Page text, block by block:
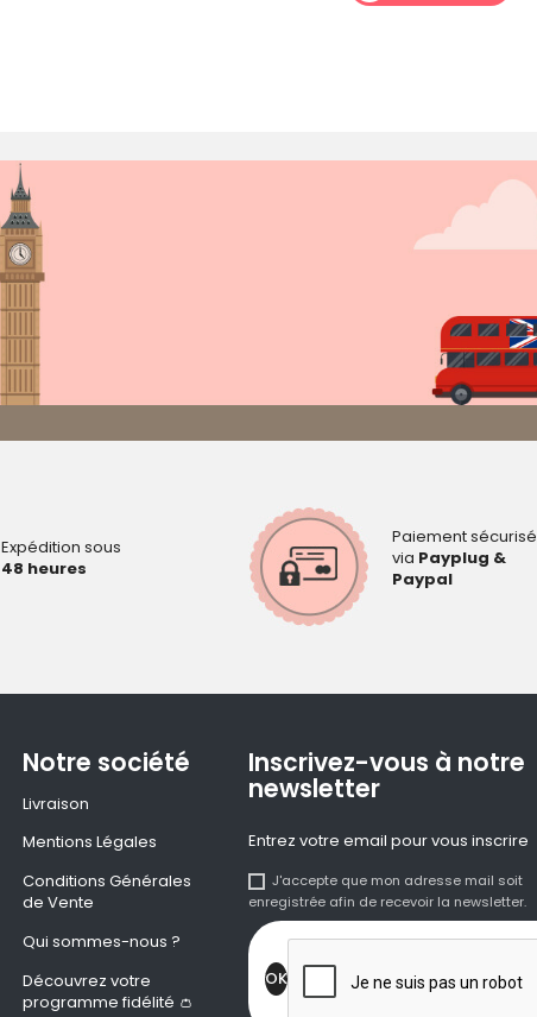
Expédition sous
48 heures
Paiement sécurisé
via Payplug &
Paypal
Notre société
Livraison
Mentions Légales
Conditions Générales
de Vente
Qui sommes-nous ?
Découvrez votre
programme fidélité 👛
Inscrivez-vous à notre
newsletter
Entrez votre email pour vous inscrire
J'accepte que mon adresse mail soit
enregistrée afin de recevoir la newsletter.